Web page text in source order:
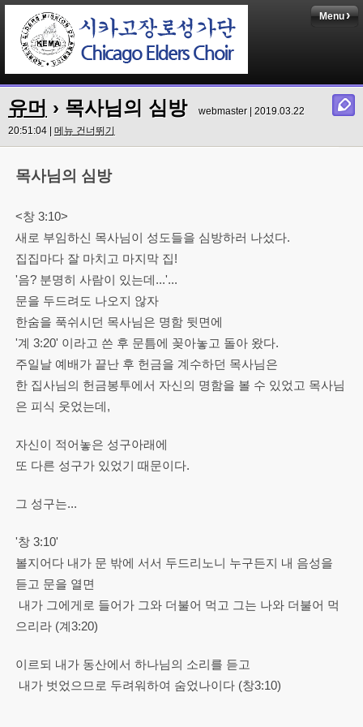
Menu
유머 › 목사님의 심방
webmaster | 2019.03.22
20:51:04 | 메뉴 건너뛰기
목사님의 심방
<창 3:10>
새로 부임하신 목사님이 성도들을 심방하러 나섰다.
집집마다 잘 마치고 마지막 집!
'음? 분명히 사람이 있는데...'...
문을 두드려도 나오지 않자
한숨을 푹쉬시던 목사님은 명함 뒷면에
'계 3:20' 이라고 쓴 후 문틈에 꽂아놓고 돌아 왔다.
주일날 예배가 끝난 후 헌금을 계수하던 목사님은
한 집사님의 헌금봉투에서 자신의 명함을 볼 수 있었고 목사님
은 피식 웃었는데,
자신이 적어놓은 성구아래에
또 다른 성구가 있었기 때문이다.
그 성구는...
'창 3:10'
볼지어다 내가 문 밖에 서서 두드리노니 누구든지 내 음성을
듣고 문을 열면
내가 그에게로 들어가 그와 더불어 먹고 그는 나와 더불어 먹
으리라 (계3:20)
이르되 내가 동산에서 하나님의 소리를 듣고
내가 벗었으므로 두려워하여 숨었나이다 (창3:10)